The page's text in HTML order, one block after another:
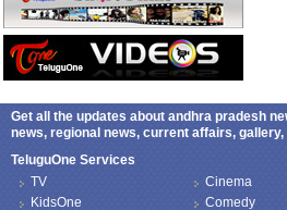
Get all the updates about andhra pradesh
news, regional news, current affairs,
TeluguOne Services
TV
KidsOne
Cinema
Comedy